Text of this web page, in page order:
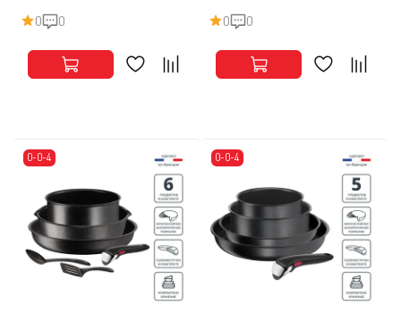
0 0 0 0
0-0-4 0-0-4